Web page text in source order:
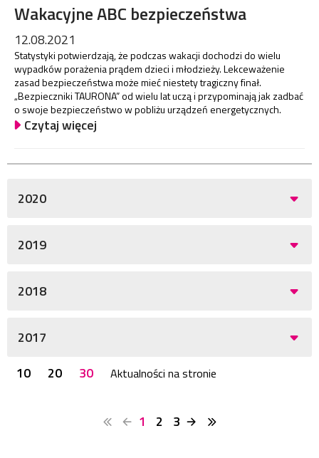
Wakacyjne ABC bezpieczeństwa
12.08.2021
Statystyki potwierdzają, że podczas wakacji dochodzi do wielu
wypadków porażenia prądem dzieci i młodzieży. Lekceważenie
zasad bezpieczeństwa może mieć niestety tragiczny finał.
„Bezpieczniki TAURONA” od wielu lat uczą i przypominają jak zadbać
o swoje bezpieczeństwo w pobliżu urządzeń energetycznych.
Czytaj więcej
2020
2019
2018
2017
10
20 30 Aktualności na stronie
1 2 3